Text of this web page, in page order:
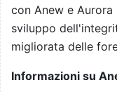
con Anew e
sviluppo
migliorata delle
Informazioni su